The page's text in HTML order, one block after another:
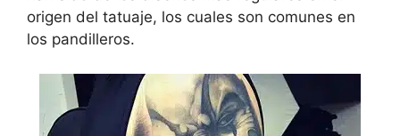
origen del tatuaje, los cuales son comunes en
los pandilleros.